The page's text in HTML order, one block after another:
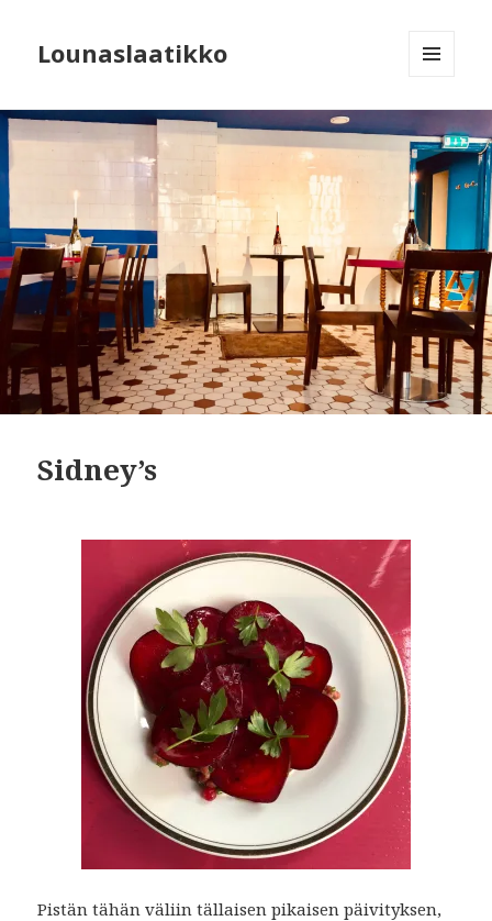
Lounaslaatikko
Sidney’s
Pistän tähän väliin tällaisen pikaisen päivityksen,